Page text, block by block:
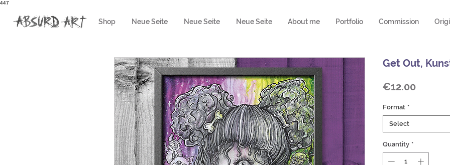
447
Shop Neue Seite Neue Seite Neue Seite About me Portfolio Commission
Get Out,
€12.00Price
Format *
Select
Quantity *